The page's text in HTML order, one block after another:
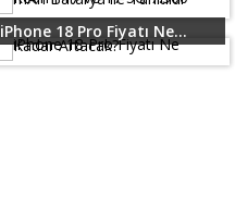
iPhone 18 Pro Fiyatı Ne...